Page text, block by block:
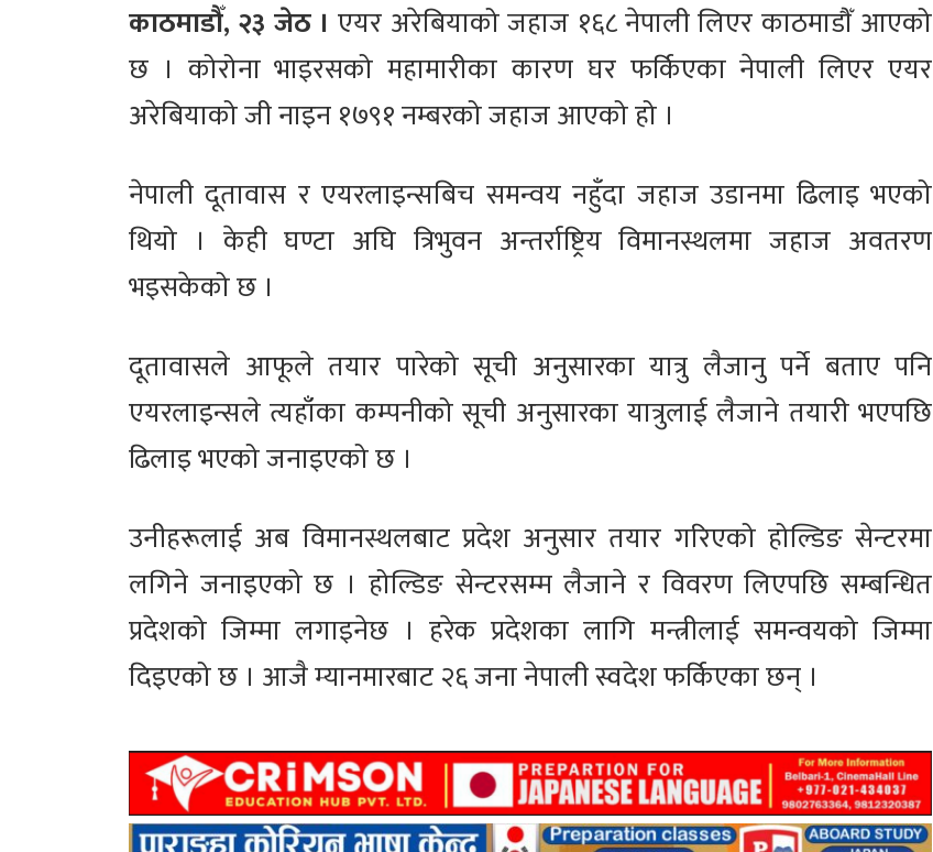
काठमाडौँ, २३ जेठ । एयर अरेबियाको जहाज १६८ नेपाली लिएर काठमाडौँ आएको
छ । कोरोना भाइरसको महामारीका कारण घर फर्किएका नेपाली लिएर एयर
अरेबियाको जी नाइन १७९१ नम्बरको जहाज आएको हो ।
नेपाली दूतावास र एयरलाइन्सबिच समन्वय नहुँदा जहाज उडानमा ढिलाइ भएको
थियो । केही घण्टा अघि त्रिभुवन अन्तर्राष्ट्रिय विमानस्थलमा जहाज अवतरण
भइसकेको छ ।
दूतावासले आफूले तयार पारेको सूची अनुसारका यात्रु लैजानु पर्ने बताए पनि
एयरलाइन्सले त्यहाँका कम्पनीको सूची अनुसारका यात्रुलाई लैजाने तयारी भएपछि
ढिलाइ भएको जनाइएको छ ।
उनीहरूलाई अब विमानस्थलबाट प्रदेश अनुसार तयार गरिएको होल्डिङ सेन्टरमा
लगिने जनाइएको छ । होल्डिङ सेन्टरसम्म लैजाने र विवरण लिएपछि सम्बन्धित
प्रदेशको जिम्मा लगाइनेछ । हरेक प्रदेशका लागि मन्त्रीलाई समन्वयको जिम्मा
दिइएको छ । आजै म्यानमारबाट २६ जना नेपाली स्वदेश फर्किएका छन् ।